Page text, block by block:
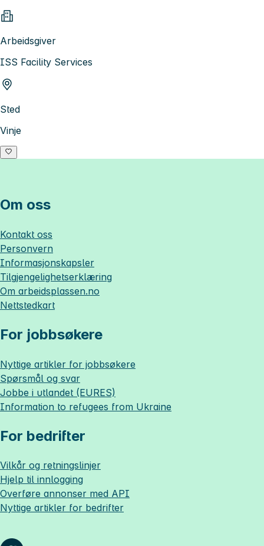
Arbeidsgiver
ISS Facility Services
Sted
Vinje
Om oss
Kontakt oss
Personvern
Informasjonskapsler
Tilgjengelighetserklæring
Om arbeidsplassen.no
Nettstedkart
For jobbsøkere
Nyttige artikler for jobbsøkere
Spørsmål og svar
Jobbe i utlandet (EURES)
Information to refugees from Ukraine
For bedrifter
Vilkår og retningslinjer
Hjelp til innlogging
Overføre annonser med API
Nyttige artikler for bedrifter